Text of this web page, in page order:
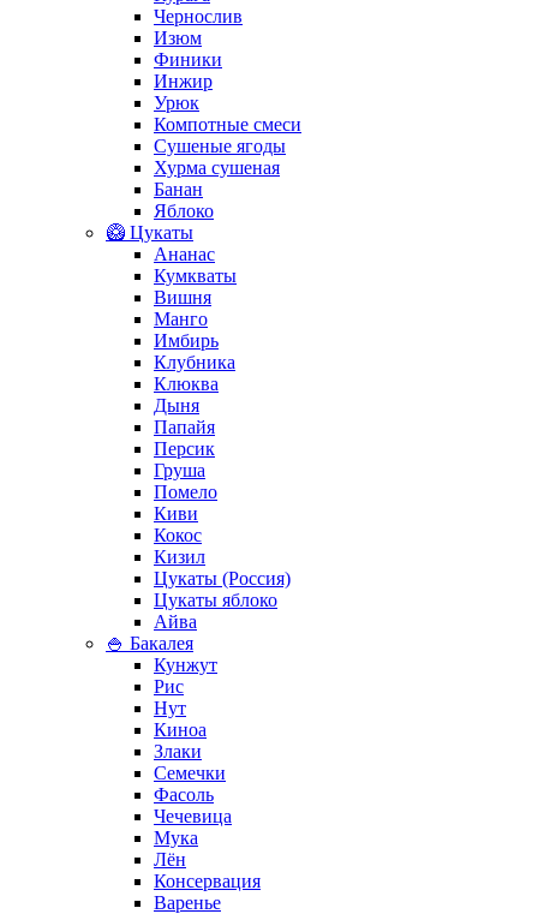
Чернослив
Изюм
Финики
Инжир
Урюк
Компотные смеси
Сушеные ягоды
Хурма сушеная
Банан
Яблоко
🥝 Цукаты
Ананас
Кумкваты
Вишня
Манго
Имбирь
Клубника
Клюква
Дыня
Папайя
Персик
Груша
Помело
Киви
Кокос
Кизил
Цукаты (Россия)
Цукаты яблоко
Айва
🍚 Бакалея
Кунжут
Рис
Нут
Киноа
Злаки
Семечки
Фасоль
Чечевица
Мука
Лён
Консервация
Варенье